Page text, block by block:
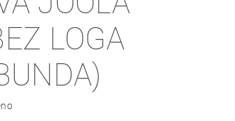
LOGA